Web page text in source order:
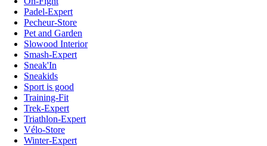
Padel-Expert
Pecheur-Store
Pet and Garden
Slowood Interior
Smash-Expert
Sneak'In
Sneakids
Sport is good
Training-Fit
Trek-Expert
Triathlon-Expert
Vélo-Store
Winter-Expert